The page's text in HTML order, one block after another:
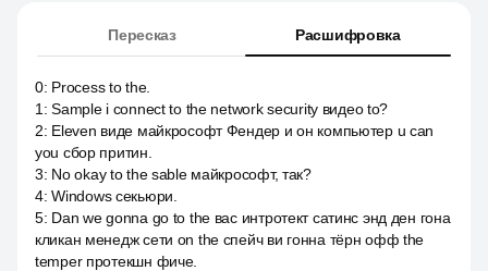
Пересказ Расшифровка
0: Process to the.
1 :Sample i connect to the network security видео to?
2: Eleven виде майкрософт Фендер и он компьютер u can
you сбор притин.
3: No okay to the sable майкрософт, так?
4:Windows секьюри.
5: Dan we gonna go to the вас интротект сатинс энд ден гона
кликан менедж сети on the спейч ви гонна тёрн офф the
temper протекшн фиче.